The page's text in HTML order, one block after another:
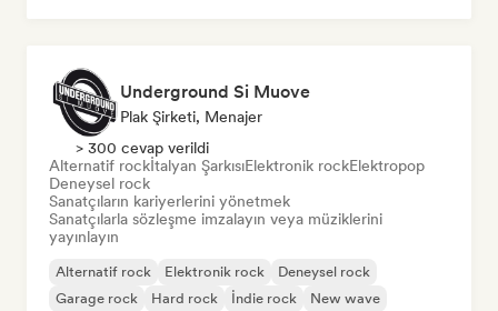
Underground Si Muove
Plak Şirketi, Menajer
> 300 cevap verildi
Alternatif rockİtalyan ŞarkısıElektronik rockElektropop
Deneysel rock
Sanatçıların kariyerlerini yönetmek
Sanatçılarla sözleşme imzalayın veya müziklerini
yayınlayın
Alternatif rock Elektronik rock
Deneysel rock
Garage rock
Hard rock İndie rock
New wave